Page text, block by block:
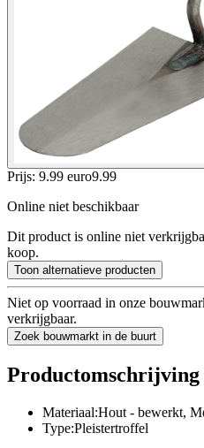
Prijs: 9.99 euro9.99
Online niet beschikbaar
Dit product is online niet
koop.
Toon alternatieve producten
Niet op voorraad in onze
verkrijgbaar.
Zoek bouwmarkt in de buurt
Productomschrijving
Materiaal:Hout - bewerkt,
Type:Pleistertroffel